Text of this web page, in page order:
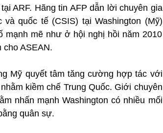
ARF. Hãng tin AFP dẫn lời chuyên gia
quốc tế (CSIS) tại Washington (Mỹ)
mạnh mẽ như ở hội nghị hồi năm 2010
ASEAN.
Mỹ quyết tâm tăng cường hợp tác với
kiềm chế Trung Quốc. Giới chuyên
nhấn mạnh Washington có nhiều mối
quân sự.